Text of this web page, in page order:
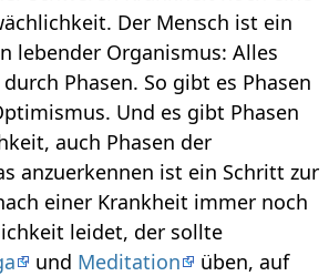
Der Mensch ist ein
lebender Organismus: Alles
Phasen. So gibt es Phasen
Und es gibt Phasen
auch Phasen der
anzuerkennen ist ein Schritt zur
einer Krankheit immer noch
leidet, der sollte
und Meditation
üben, auf